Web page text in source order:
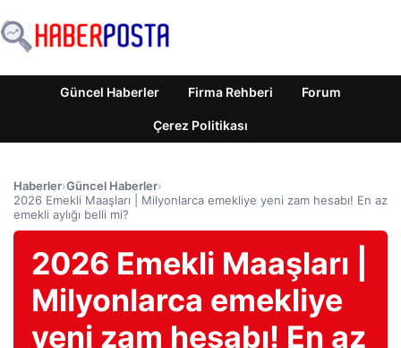
Güncel Haberler Firma Rehberi Forum
Çerez Politikası
Haberler›Güncel Haberler›
2026 Emekli Maaşları | Milyonlarca emekliye yeni zam hesabı! En az
emekli aylığı belli mi?
2026 Emekli Maaşları |
Milyonlarca emekliye
yeni zam hesabı! En az